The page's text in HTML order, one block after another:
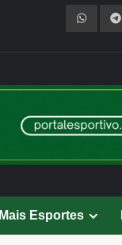
Mais Esportes